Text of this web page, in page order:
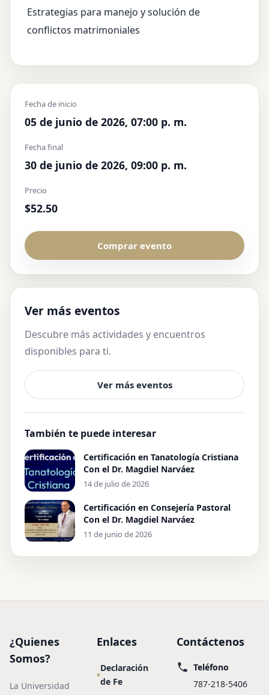
Estrategias para manejo y solución de
conflictos matrimoniales
Fecha de inicio
05 de junio de 2026, 07:00 p. m.
Fecha final
30 de junio de 2026, 09:00 p. m.
Precio
$52.50
Comprar evento
Ver más eventos
Descubre más actividades y encuentros
disponibles para ti.
Ver más eventos
También te puede interesar
Certificación en Tanatología Cristiana
Con el Dr. Magdiel Narváez
14 de julio de 2026
Certificación en Consejería Pastoral
Con el Dr. Magdiel Narváez
11 de junio de 2026
¿Quienes
Somos?
La Universidad
Enlaces
Declaración
de Fe
Contáctenos
Teléfono
787-218-5406